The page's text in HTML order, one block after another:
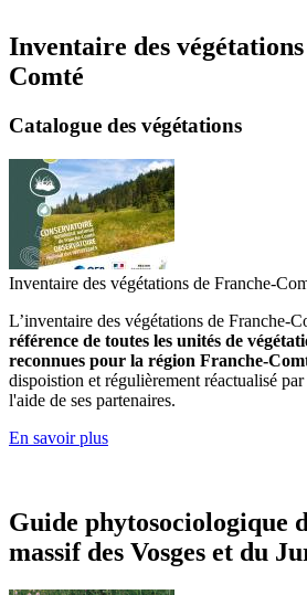
Inventaire des
Comté
Catalogue des végétations
Inventaire des végétations de Franche-
L’inventaire des végétations de Franche-
référence de toutes les unités de
reconnues pour la région Franche-
dispoistion et régulièrement réactualisé
l'aide de ses partenaires.
En savoir plus
Guide phytosociologique
massif des Vosges et du